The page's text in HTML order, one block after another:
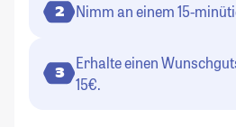
2 Nimm an einem 15-
3
Erhalte einen
15€.